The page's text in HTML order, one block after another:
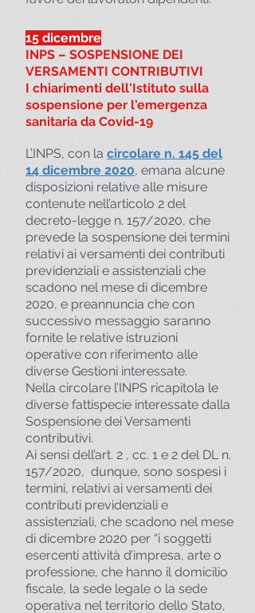
15 dicembre
INPS – SOSPENSIONE DEI
VERSAMENTI CONTRIBUTIVI
I chiarimenti dell'Istituto sulla
sospensione per l'emergenza
sanitaria da Covid-19
L’INPS, con la circolare n. 145 del
14 dicembre 2020, emana alcune
disposizioni relative alle misure
contenute nell’articolo 2 del
decreto-legge n. 157/2020, che
prevede la sospensione dei termini
relativi ai versamenti dei contributi
previdenziali e assistenziali che
scadono nel mese di dicembre
2020, e preannuncia che con
successivo messaggio saranno
fornite le relative istruzioni
operative con riferimento alle
diverse Gestioni interessate.
Nella circolare l’INPS ricapitola le
diverse fattispecie interessate dalla
Sospensione dei Versamenti
contributivi.
Ai sensi dell’art. 2 , cc. 1 e 2 del DL n.
157/2020, dunque, sono sospesi i
termini, relativi ai versamenti dei
contributi previdenziali e
assistenziali, che scadono nel mese
di dicembre 2020 per “i soggetti
esercenti attività d’impresa, arte o
professione, che hanno il domicilio
fiscale, la sede legale o la sede
operativa nel territorio dello Stato,